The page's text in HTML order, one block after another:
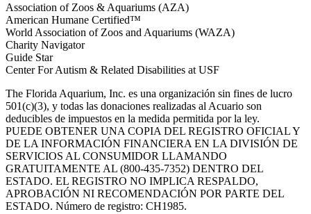
Association of Zoos & Aquariums (AZA)
American Humane Certified™
World Association of Zoos and Aquariums (WAZA)
Charity Navigator
Guide Star
Center For Autism & Related Disabilities at USF
The Florida Aquarium, Inc. es una organización sin fines de lucro
501(c)(3), y todas las donaciones realizadas al Acuario son
deducibles de impuestos en la medida permitida por la ley.
PUEDE OBTENER UNA COPIA DEL REGISTRO OFICIAL Y
DE LA INFORMACIÓN FINANCIERA EN LA DIVISIÓN DE
SERVICIOS AL CONSUMIDOR LLAMANDO
GRATUITAMENTE AL (800-435-7352) DENTRO DEL
ESTADO. EL REGISTRO NO IMPLICA RESPALDO,
APROBACIÓN NI RECOMENDACIÓN POR PARTE DEL
ESTADO. Número de registro: CH1985.